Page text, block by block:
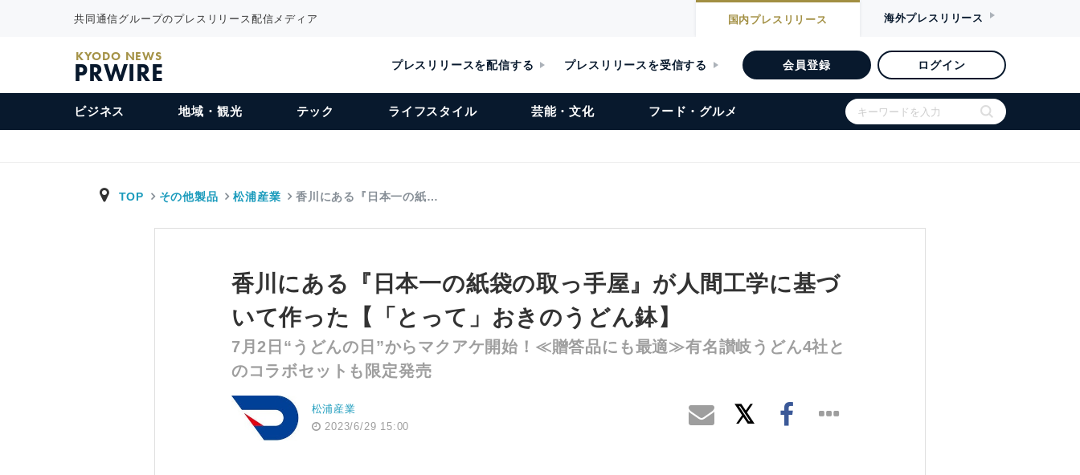
共同通信グループのプレスリリース配信メディア 国内プレスリリース 海外プレスリリース
KYODO NEWS
PRWIRE プレスリリースを配信する プレスリリースを受信する 会員登録 ログイン
ビジネス 地域・観光 テック ライフスタイル 芸能・文化 フード・グルメ
TOP その他製品 松浦産業 香川にある『日本一の紙…
香川にある『日本一の紙袋の取っ手屋』が人間工学に基づ
いて作った【「とって」おきのうどん鉢】
7月2日“うどんの日”からマクアケ開始！≪贈答品にも最適≫有名讃岐うどん4社と
のコラボセットも限定発売
松浦産業
2023/6/29 15:00